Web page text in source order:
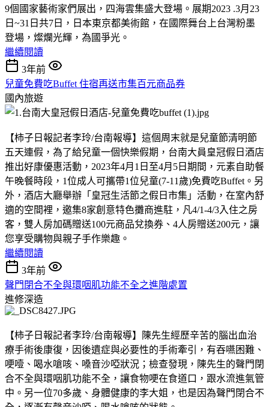
9個國家藝術家們展出，四海雲集盛大登場。展期2023 .3月23
日~31日共7日，日本東京都美術館，在國際舞台上台灣粉墨
登場，燦爛光輝，為國爭光。
繼續閱讀
3年前
兒童免費吃Buffet 住宿再送市集百元商品券
國內旅遊
【柿子日報記者李玲/台南報導】這個周末就是兒童節清明節
五天連假，為了給兒童一個快樂假期，台南大員皇冠假日酒店
推出好康優惠活動，2023年4月1日至4月5日期間，元素自助餐
午晚餐時段，1位成人可攜帶1位兒童(7-11歲)免費吃Buffet。另
外，酒店大廳舉辦「皇冠生活節之假日市集」活動，在室內舒
適的空間裡，邀集8家創意特色攤商進駐，凡4/1-4/3入住之房
客，雙人房加碼贈送100元商品兌換券、4人房贈送200元，讓
您享受購物與親子手作樂趣。
繼續閱讀
3年前
聲門閉合不全與環咽肌功能不全之進階處置
進修深造
【柿子日報記者李玲/台南報導】陳先生經歷辛苦的腦出血治
療手術後康復，因後遺症與必要性的手術牽引，有吞嚥困難、
哽噎、喝水嗆咳、嗓音沙啞狀況；檢查發現，陳先生的聲門閉
合不全與環咽肌功能不全，讓食物哽在食道口，跟水流進氣管
中。另一位70多歲、身體健康的李大姐，也是因為聲門閉合不